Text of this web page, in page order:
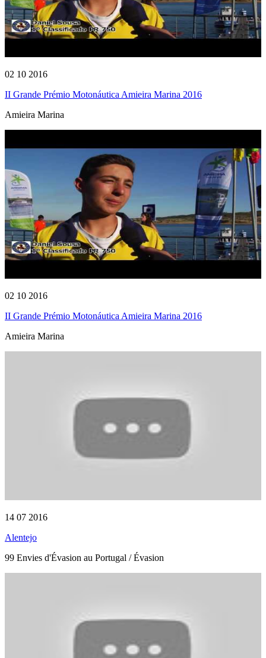
02 10 2016
II Grande Prémio Motonáutica Amieira Marina 2016
Amieira Marina
02 10 2016
II Grande Prémio Motonáutica Amieira Marina 2016
Amieira Marina
14 07 2016
Alentejo
99 Envies d'Évasion au Portugal / Évasion